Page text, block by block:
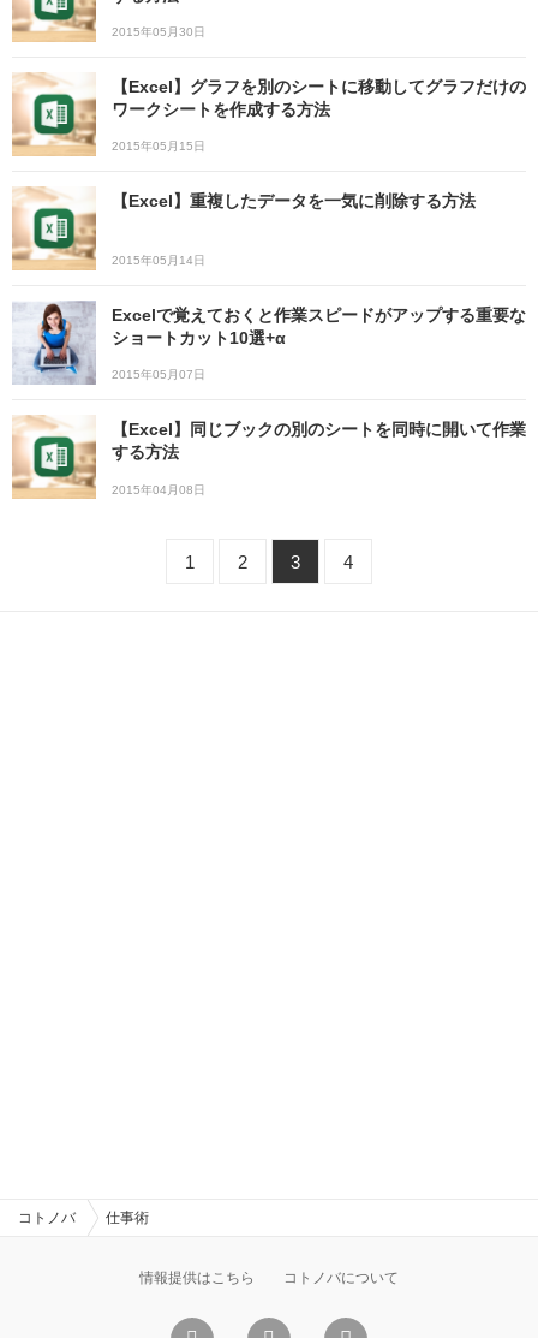
2015年05月30日
【Excel】グラフを別のシートに移動してグラフだけの
ワークシートを作成する方法
2015年05月15日
【Excel】重複したデータを一気に削除する方法
2015年05月14日
Excelで覚えておくと作業スピードがアップする重要な
ショートカット10選+α
2015年05月07日
【Excel】同じブックの別のシートを同時に開いて作業
する方法
2015年04月08日
1 2 3 4
コトノバ 仕事術
情報提供はこちら コトノバについて